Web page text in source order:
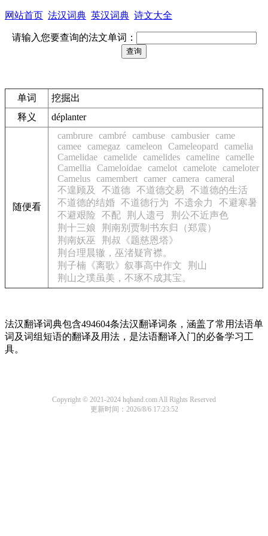
网站首页 法汉词典 英汉词典 诗文大全
请输入您要查询的法文单词：
单词
挖掘出
释义
déplanter
随便看
cambrure cambré cambuse cambusier came
camee camegaz cameleon Cameleopard
camelia
Camelidae camelide camelides cameline camelle
Camellia
Cameloidae camelot camelote cameloter
Camelus camembert camer camera
cameral
不遑顾及
不道德 不道德交易
不道德的生活
不道德的结婚 不道德行为 不遗余力
不避寒暑
不避艰险
不配 荆人遗弓
荆公不近声色
荆十三娘
荆南别贾制书东归（郑震）
荆南妖巫
荆叔《题慈恩塔》
荆台理晨辙，巫渚疑宵襟。
荆子楠《离歌》叙事高中作文
荆山
荆山之璞虽美，不琢不成其宝。
法汉翻译词典包含494604条法汉翻译词条，涵盖了常用法语单
词及词组短语的翻译及用法，是法语翻译入门的必备学习工
具。
Copyright © 2021-2024 hqband.com All Rights Reserved
更新时间：2026/8/6 17:23:52